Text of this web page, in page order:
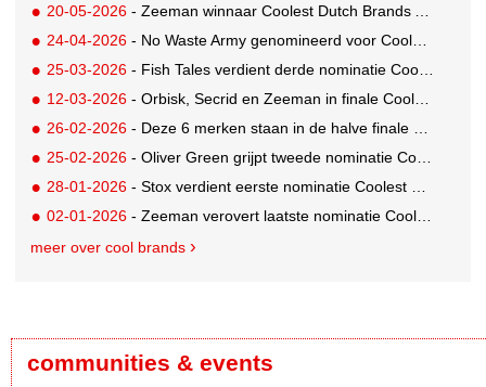
20-05-2026 - Zeeman winnaar Coolest Dutch Brands Award 2025!
24-04-2026 - No Waste Army genomineerd voor Coolest Dutch Brands 2026
25-03-2026 - Fish Tales verdient derde nominatie Coolest Dutch Brands 2026
12-03-2026 - Orbisk, Secrid en Zeeman in finale Coolest Dutch Brands 2025
26-02-2026 - Deze 6 merken staan in de halve finale Coolest Dutch Brands 2025!
25-02-2026 - Oliver Green grijpt tweede nominatie Coolest Dutch Brands 2026
28-01-2026 - Stox verdient eerste nominatie Coolest Dutch Brands 2026
02-01-2026 - Zeeman verovert laatste nominatie Coolest Dutch Brands 2025
meer over cool brands
communities & events